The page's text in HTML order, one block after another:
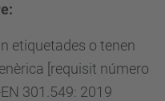
etiquetades o tenen
[requisit número
301.549: 2019